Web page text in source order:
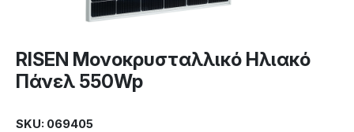
RISEN Μονοκρυσταλλικό Ηλιακό
Πάνελ 550Wp
SKU: 069405